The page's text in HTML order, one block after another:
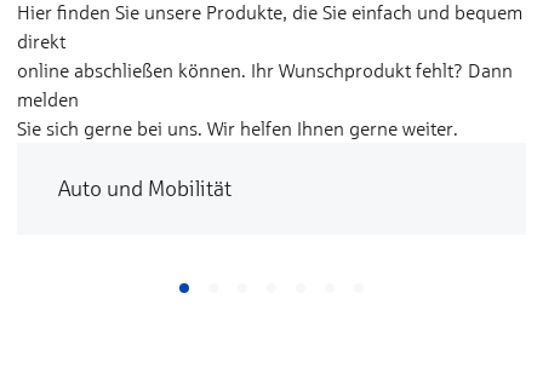
Hier finden Sie unsere Produkte, die Sie einfach und bequem
direkt
online abschließen können. Ihr Wunschprodukt fehlt? Dann
melden
Sie sich gerne bei uns. Wir helfen Ihnen gerne weiter.
Auto und Mobilität